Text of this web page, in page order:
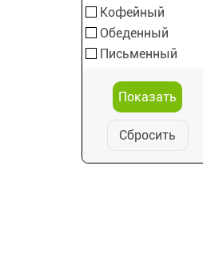
Кофейный
Обеденный
Письменный
Сбросить